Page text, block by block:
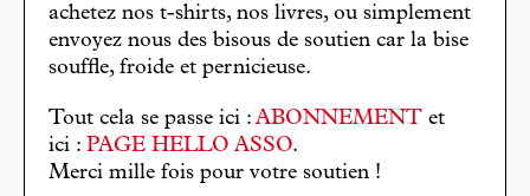
achetez nos t-shirts, nos livres, ou simplement
envoyez nous des bisous de soutien car la bise
souffle, froide et pernicieuse.
Tout cela se passe ici : ABONNEMENT et
ici : PAGE HELLO ASSO.
Merci mille fois pour votre soutien !